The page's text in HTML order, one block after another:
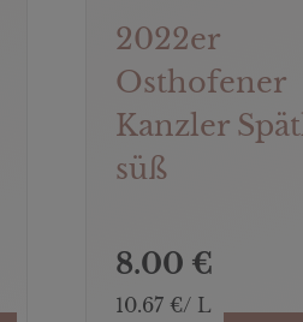
2022er
Osthofener
Kanzler
süß
8.00 €
10.67 €/ L